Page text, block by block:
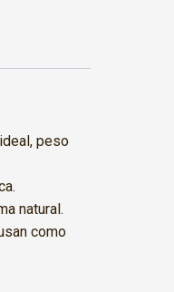
peso
natural.
como